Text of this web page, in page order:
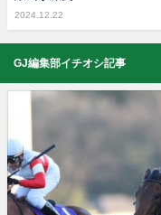
2024.12.22
GJ編集部イチオシ記事